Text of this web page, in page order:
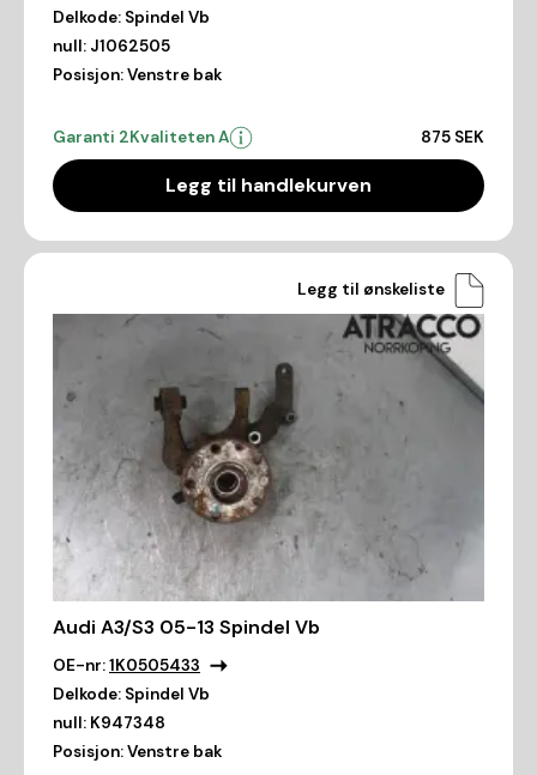
Delkode: Spindel Vb
null: J1062505
Posisjon:Venstre bak
Garanti 2Kvaliteten A 875 SEK
Legg til handlekurven
Legg til ønskeliste
Audi A3/S3 05-13 Spindel Vb
OE-nr:1K0505433
Delkode: Spindel Vb
null: K947348
Posisjon:Venstre bak